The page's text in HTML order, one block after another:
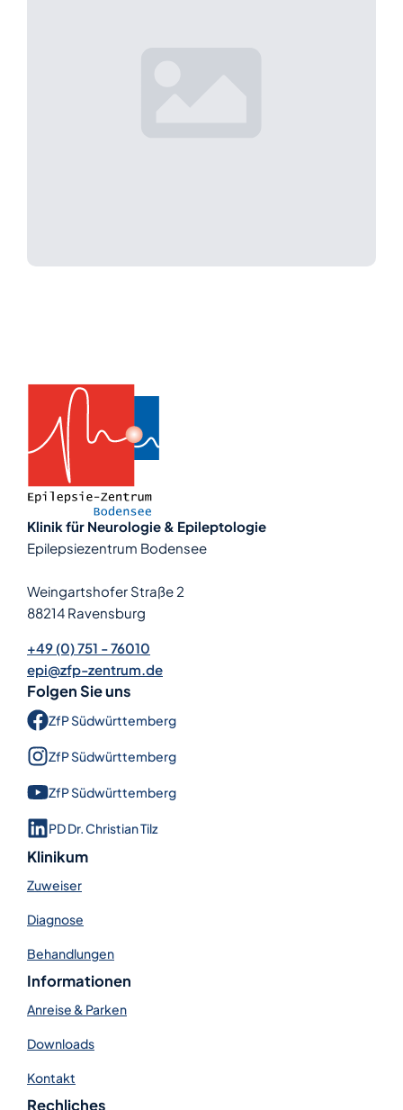
Klinik für Neurologie & Epileptologie
Epilepsiezentrum Bodensee
Weingartshofer Straße 2
88214 Ravensburg
+49 (0) 751 - 76010
epi@zfp-zentrum.de
Folgen Sie uns
ZfP Süd­württem­berg
ZfP Süd­württem­berg
ZfP Süd­württem­berg
PD Dr. Christian Tilz
Klinikum
Zuweiser
Diagnose
Behandlungen
Informationen
Anreise & Parken
Downloads
Kontakt
Rechliches